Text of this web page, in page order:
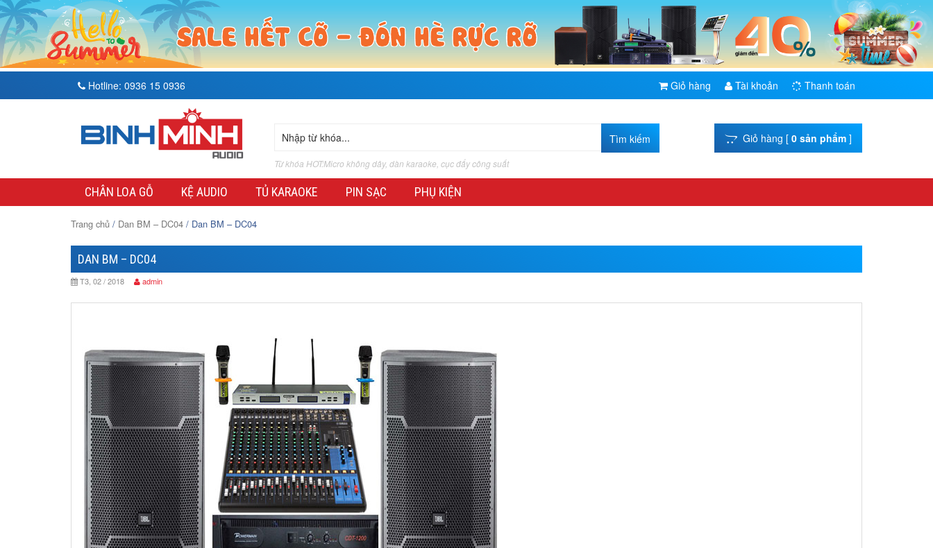
Hotline: 0936 15 0936 Giỏ hàng Tài khoản Thanh toán
Từ khóa HOT:Micro không dây, dàn karaoke, cục đẩy công suất
Giỏ hàng [ 0 sản phẩm ]
CHÂN LOA GỖ KỆ AUDIO TỦ KARAOKE PIN SẠC PHỤ KIỆN
Trang chủ / Dan BM – DC04 / Dan BM – DC04
DAN BM – DC04
T3, 02 / 2018 admin